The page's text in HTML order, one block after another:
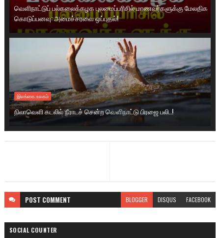
வெளிநாட்டுப் பல்கலைக்கழக புலமைப்பரிசில் மாணவர்களுக்கு மேலதிக
கொடுப்பனவு: அமைச்சரவை ஒப்புதல்!
இலங்கை.உலகம்
நிலாவெளி கடலில் நீராடச் சென்ற வௌிநாட்டு பிரஜை பலி..!
POST COMMENT BLOGGER DISQUS FACEBOOK
SOCIAL COUNTER